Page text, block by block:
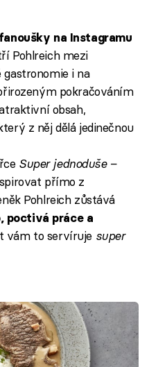
na Instagramu
Pohlreich mezi
gastronomie i na
pokračováním
obsah,
z něj dělá jedinečnou
Super jednoduše –
přímo z
Pohlreich zůstává
poctivá práce a
vám to servíruje super